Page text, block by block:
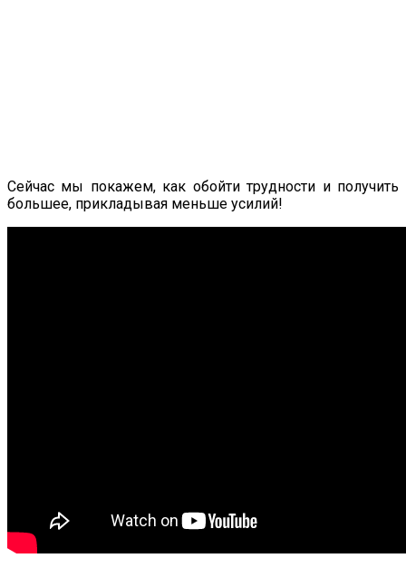
Сейчас мы покажем, как обойти трудности и получить
большее, прикладывая меньше усилий!